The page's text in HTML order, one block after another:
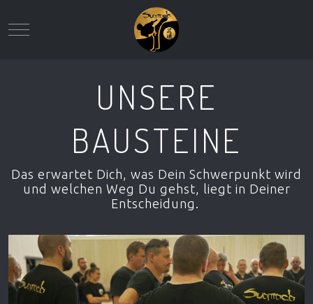
Mobile Menu Toggle
UNSERE
BAUSTEINE
Das erwartet Dich, was Dein Schwerpunkt wird
und welchen Weg Du gehst, liegt in Deiner
Entscheidung.